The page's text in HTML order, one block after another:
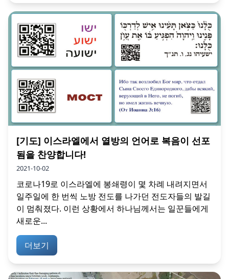
[기도] 이스라엘에서 열방의 언어로 복음이 선포
됨을 찬양합니다!
2021-10-02
코로나19로 이스라엘에 봉쇄령이 몇 차례 내려지면서
일주일에 한 번씩 노방 전도를 나가던 전도자들의 발길
이 멈춰졌다. 이런 상황에서 하나님께서는 일꾼들에게
새로운...
더보기